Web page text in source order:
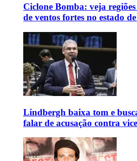
Ciclone Bomba: veja
de ventos fortes no estado
Lindbergh baixa tom e
falar de acusação contra